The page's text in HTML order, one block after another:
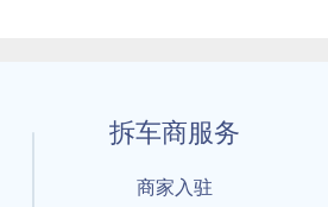
拆车商服务
商家入驻